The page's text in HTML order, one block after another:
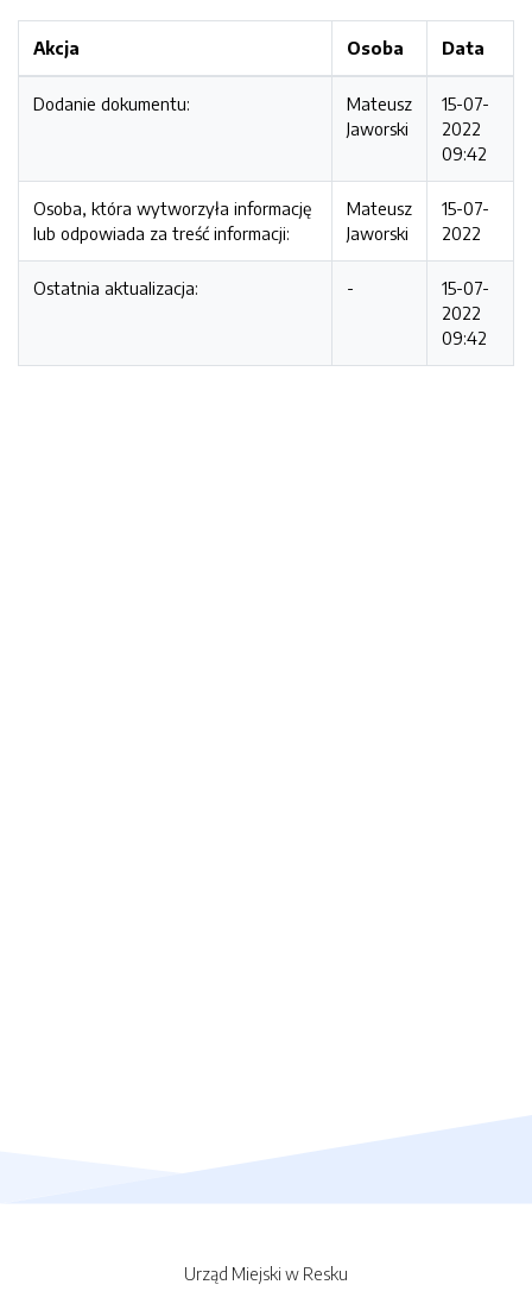
Akcja Osoba Data
Dodanie dokumentu:
Mateusz
Jaworski
15-07-
2022
09:42
Osoba, która wytworzyła informację
lub odpowiada za treść informacji:
Mateusz
Jaworski
15-07-
2022
Ostatnia aktualizacja: -
15-07-
2022
09:42
Urząd Miejski w Resku